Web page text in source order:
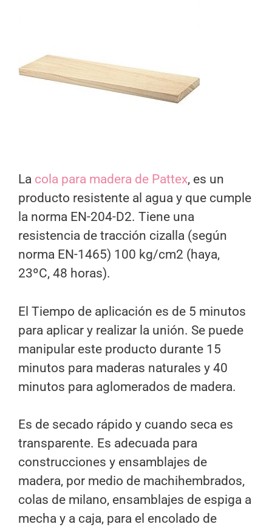
La cola para madera de Pattex, es un
producto resistente al agua y que cumple
la norma EN-204-D2. Tiene una
resistencia de tracción cizalla (según
norma EN-1465) 100 kg/cm2 (haya,
23ºC, 48 horas).
El Tiempo de aplicación es de 5 minutos
para aplicar y realizar la unión. Se puede
manipular este producto durante 15
minutos para maderas naturales y 40
minutos para aglomerados de madera.
Es de secado rápido y cuando seca es
transparente. Es adecuada para
construcciones y ensamblajes de
madera, por medio de machihembrados,
colas de milano, ensamblajes de espiga a
mecha y a caja, para el encolado de